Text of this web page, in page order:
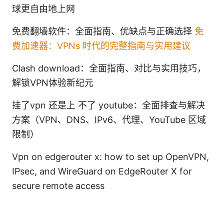
球更自由地上网
免费翻墙软件：全面指南、优缺点与正确选择 免
费加速器：VPNs 时代的完整指南与实用建议
Clash download：全面指南、对比与实用技巧，
解锁VPN体验新纪元
挂了vpn 还是上 不了 youtube：全面排查与解决
方案（VPN、DNS、IPv6、代理、YouTube 区域
限制）
Vpn on edgerouter x: how to set up OpenVPN,
IPsec, and WireGuard on EdgeRouter X for
secure remote access